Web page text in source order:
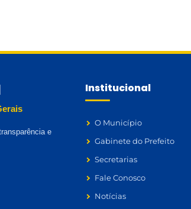
e
Institucional
O Município
Gabinete do Prefeito
Secretarias
Fale Conosco
Notícias